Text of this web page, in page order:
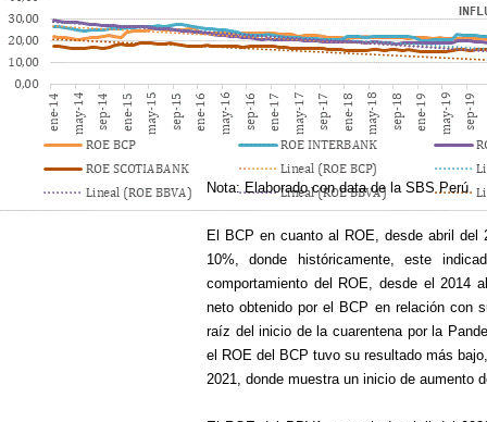
Nota: Elaborado con data de la SBS Perú
El BCP en cuanto al ROE, desde abril del
10%, donde históricamente, este
comportamiento del ROE, desde el 2014
neto obtenido por el BCP en relación con
raíz del inicio de la cuarentena por la
el ROE del BCP tuvo su resultado más
2021, donde muestra un inicio de aumento